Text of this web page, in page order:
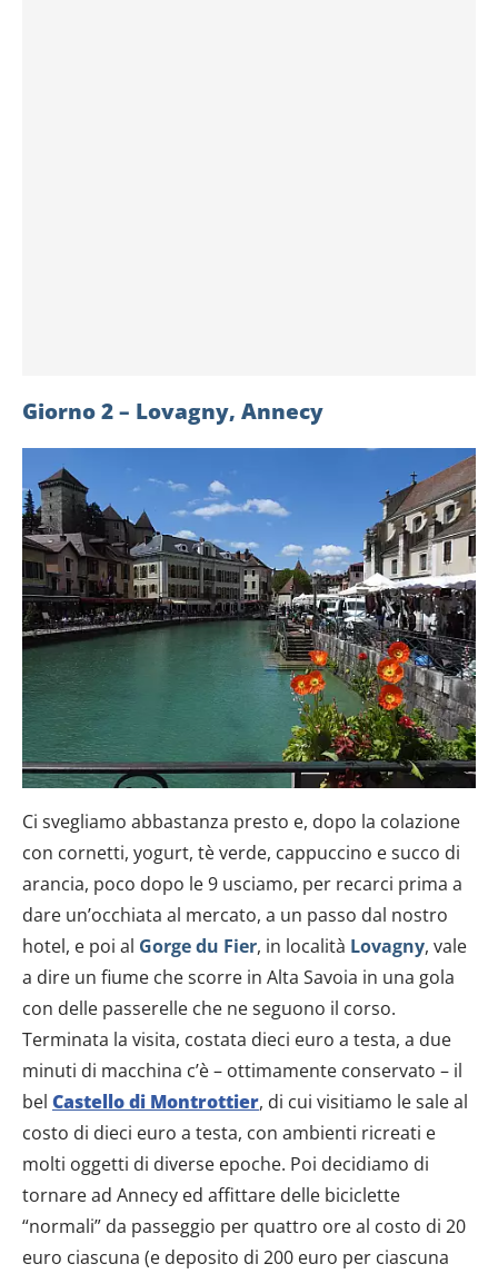
Giorno 2 – Lovagny, Annecy
Ci svegliamo abbastanza presto e, dopo la colazione
con cornetti, yogurt, tè verde, cappuccino e succo di
arancia, poco dopo le 9 usciamo, per recarci prima a
dare un’occhiata al mercato, a un passo dal nostro
hotel, e poi al Gorge du Fier, in località Lovagny, vale
a dire un fiume che scorre in Alta Savoia in una gola
con delle passerelle che ne seguono il corso.
Terminata la visita, costata dieci euro a testa, a due
minuti di macchina c’è – ottimamente conservato – il
bel Castello di Montrottier, di cui visitiamo le sale al
costo di dieci euro a testa, con ambienti ricreati e
molti oggetti di diverse epoche. Poi decidiamo di
tornare ad Annecy ed affittare delle biciclette
“normali” da passeggio per quattro ore al costo di 20
euro ciascuna (e deposito di 200 euro per ciascuna